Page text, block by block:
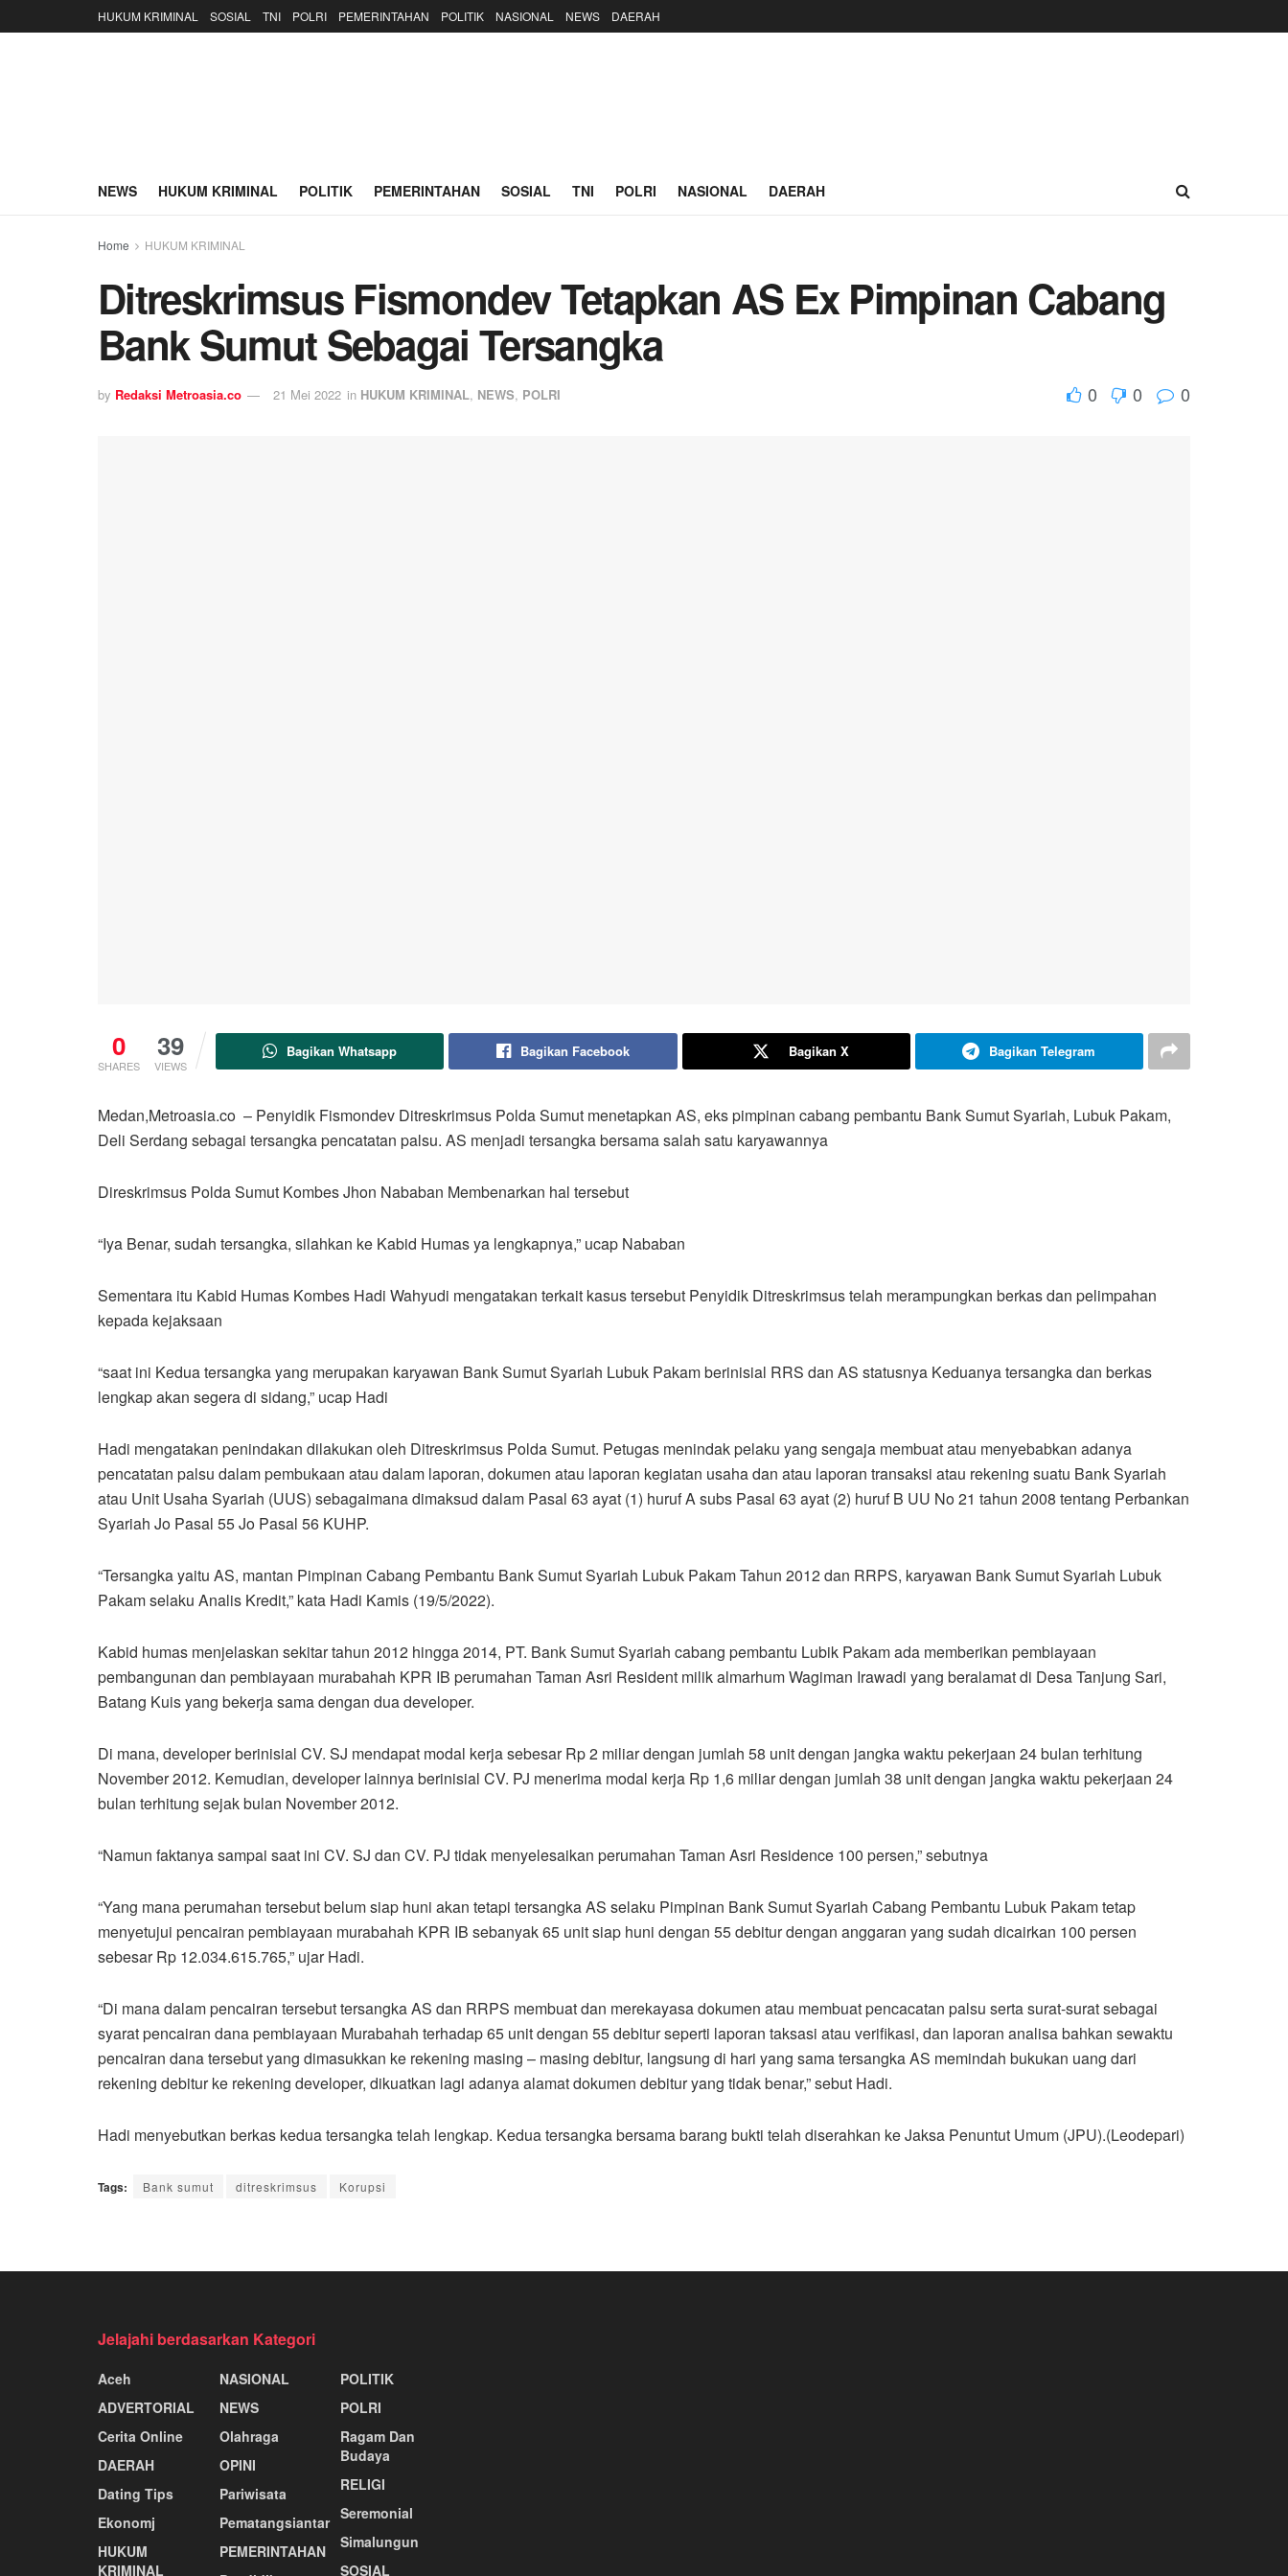
HUKUM KRIMINAL SOSIAL TNI POLRI PEMERINTAHAN POLITIK NASIONAL NEWS DAERAH
NEWS HUKUM KRIMINAL POLITIK PEMERINTAHAN SOSIAL TNI POLRI NASIONAL DAERAH
Home HUKUM KRIMINAL
Ditreskrimsus Fismondev Tetapkan AS Ex Pimpinan Cabang
Bank Sumut Sebagai Tersangka
by Redaksi Metroasia.co 21 Mei 2022 in HUKUM KRIMINAL, NEWS, POLRI 0 0 0
0
SHARES
39
VIEWS
Bagikan Whatsapp Bagikan Facebook Bagikan X Bagikan Telegram
Medan,Metroasia.co – Penyidik Fismondev Ditreskrimsus Polda Sumut menetapkan AS, eks pimpinan cabang pembantu Bank Sumut Syariah, Lubuk Pakam,
Deli Serdang sebagai tersangka pencatatan palsu. AS menjadi tersangka bersama salah satu karyawannya
Direskrimsus Polda Sumut Kombes Jhon Nababan Membenarkan hal tersebut
“Iya Benar, sudah tersangka, silahkan ke Kabid Humas ya lengkapnya,” ucap Nababan
Sementara itu Kabid Humas Kombes Hadi Wahyudi mengatakan terkait kasus tersebut Penyidik Ditreskrimsus telah merampungkan berkas dan pelimpahan
kepada kejaksaan
“saat ini Kedua tersangka yang merupakan karyawan Bank Sumut Syariah Lubuk Pakam berinisial RRS dan AS statusnya Keduanya tersangka dan berkas
lengkap akan segera di sidang,” ucap Hadi
Hadi mengatakan penindakan dilakukan oleh Ditreskrimsus Polda Sumut. Petugas menindak pelaku yang sengaja membuat atau menyebabkan adanya
pencatatan palsu dalam pembukaan atau dalam laporan, dokumen atau laporan kegiatan usaha dan atau laporan transaksi atau rekening suatu Bank Syariah
atau Unit Usaha Syariah (UUS) sebagaimana dimaksud dalam Pasal 63 ayat (1) huruf A subs Pasal 63 ayat (2) huruf B UU No 21 tahun 2008 tentang Perbankan
Syariah Jo Pasal 55 Jo Pasal 56 KUHP.
“Tersangka yaitu AS, mantan Pimpinan Cabang Pembantu Bank Sumut Syariah Lubuk Pakam Tahun 2012 dan RRPS, karyawan Bank Sumut Syariah Lubuk
Pakam selaku Analis Kredit,” kata Hadi Kamis (19/5/2022).
Kabid humas menjelaskan sekitar tahun 2012 hingga 2014, PT. Bank Sumut Syariah cabang pembantu Lubik Pakam ada memberikan pembiayaan
pembangunan dan pembiayaan murabahah KPR IB perumahan Taman Asri Resident milik almarhum Wagiman Irawadi yang beralamat di Desa Tanjung Sari,
Batang Kuis yang bekerja sama dengan dua developer.
Di mana, developer berinisial CV. SJ mendapat modal kerja sebesar Rp 2 miliar dengan jumlah 58 unit dengan jangka waktu pekerjaan 24 bulan terhitung
November 2012. Kemudian, developer lainnya berinisial CV. PJ menerima modal kerja Rp 1,6 miliar dengan jumlah 38 unit dengan jangka waktu pekerjaan 24
bulan terhitung sejak bulan November 2012.
“Namun faktanya sampai saat ini CV. SJ dan CV. PJ tidak menyelesaikan perumahan Taman Asri Residence 100 persen,” sebutnya
“Yang mana perumahan tersebut belum siap huni akan tetapi tersangka AS selaku Pimpinan Bank Sumut Syariah Cabang Pembantu Lubuk Pakam tetap
menyetujui pencairan pembiayaan murabahah KPR IB sebanyak 65 unit siap huni dengan 55 debitur dengan anggaran yang sudah dicairkan 100 persen
sebesar Rp 12.034.615.765,” ujar Hadi.
“Di mana dalam pencairan tersebut tersangka AS dan RRPS membuat dan merekayasa dokumen atau membuat pencacatan palsu serta surat-surat sebagai
syarat pencairan dana pembiayaan Murabahah terhadap 65 unit dengan 55 debitur seperti laporan taksasi atau verifikasi, dan laporan analisa bahkan sewaktu
pencairan dana tersebut yang dimasukkan ke rekening masing – masing debitur, langsung di hari yang sama tersangka AS memindah bukukan uang dari
rekening debitur ke rekening developer, dikuatkan lagi adanya alamat dokumen debitur yang tidak benar,” sebut Hadi.
Hadi menyebutkan berkas kedua tersangka telah lengkap. Kedua tersangka bersama barang bukti telah diserahkan ke Jaksa Penuntut Umum (JPU).(Leodepari)
Tags: Bank sumut ditreskrimsus Korupsi
Jelajahi berdasarkan Kategori
Aceh
ADVERTORIAL
Cerita Online
DAERAH
Dating Tips
Ekonomj
HUKUM
KRIMINAL
NASIONAL
NEWS
Olahraga
OPINI
Pariwisata
Pematangsiantar
PEMERINTAHAN
POLITIK
POLRI
Ragam Dan
Budaya
RELIGI
Seremonial
Simalungun
SOSIAL